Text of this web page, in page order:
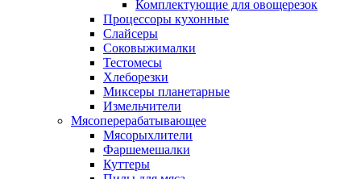
Комплектующие для овощерезок
Процессоры кухонные
Слайсеры
Соковыжималки
Тестомесы
Хлеборезки
Миксеры планетарные
Измельчители
Мясоперерабатывающее
Мясорыхлители
Фаршемешалки
Куттеры